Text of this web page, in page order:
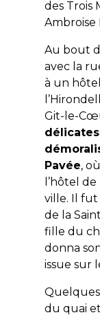
des Trois
Ambroise
Au bout
avec la
à un
Git-le-
Pavée,
l’hôtel
ville. Il fut
de la
fille du
donna
issue sur
Quelques
du quai